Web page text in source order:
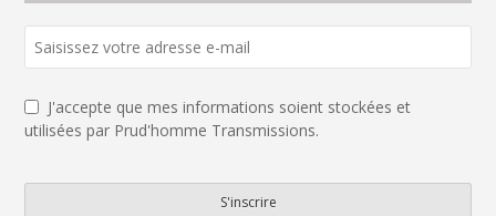
Address *
J'accepte que mes informations soient stockées et
utilisées par Prud'homme Transmissions.
S'inscrire